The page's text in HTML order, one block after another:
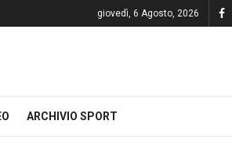
giovedì, 6 Agosto, 2026
ARCHIVIO SPORT